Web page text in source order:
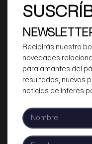
Recibirás nuestro
novedades
para amantes del
resultados, nuevos
noticias de interés